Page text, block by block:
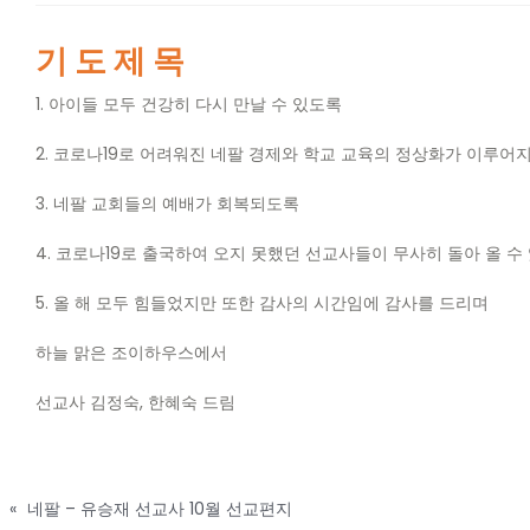
기 도 제 목
1. 아이들 모두 건강히 다시 만날 수 있도록
2. 코로나19로 어려워진 네팔 경제와 학교 교육의 정상화가 이루어
3. 네팔 교회들의 예배가 회복되도록
4. 코로나19로 출국하여 오지 못했던 선교사들이 무사히 돌아 올 수
5. 올 해 모두 힘들었지만 또한 감사의 시간임에 감사를 드리며
하늘 맑은 조이하우스에서
선교사 김정숙, 한혜숙 드림
« 네팔 – 유승재 선교사 10월 선교편지